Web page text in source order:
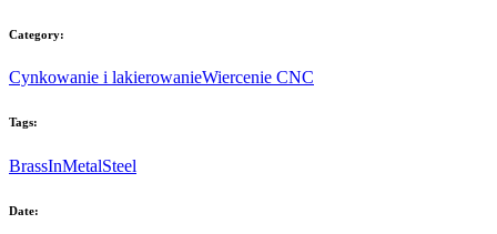
Category:
Cynkowanie i lakierowanieWiercenie CNC
Tags:
BrassInMetalSteel
Date:
szansę na
spersonalizowanych